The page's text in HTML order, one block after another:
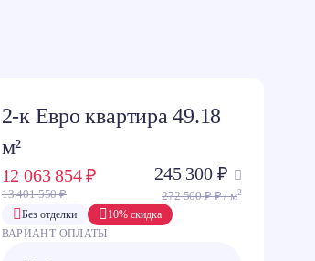
C
В
Ю
З
2-к Евро квартира 49.18
м²
12 063 854 ₽
13 401 550 ₽
245 300 ₽
272 500 ₽ ₽ / м2
10% скидка
Без отделки
ВАРИАНТ ОПЛАТЫ